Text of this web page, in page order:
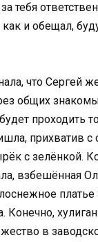
тебя
и обещал,
что Сергей
общих
проходить
прихватив с
с зелёнкой.
взбешённая
Конечно,
в